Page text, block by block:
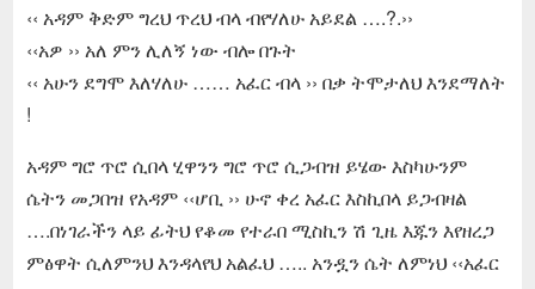
‹‹ አዳም ቅድም ግረህ ጥረህ ብላ ብየሃለሁ አይደል ….?.››
‹‹አዎ ›› አለ ምን ሊለኝ ነው ብሎ በጉት
‹‹ አሁን ደግሞ እለሃለሁ …… አፈር ብላ ›› በቃ ትሞታለህ እንደማለት
!
አዳም ግሮ ጥሮ ሲበላ ሂዋንን ግሮ ጥሮ ሲጋብዝ ይሄው እስካሁንም
ሴትን መጋበዝ የአዳም ‹‹ሆቢ ›› ሁኖ ቀረ አፈር እስኪበላ ይጋብዛል
….በነገራችን ላይ ፊትህ የቆመ የተራበ ሚስኪን ሽ ጊዜ እጁን እየዘረጋ
ምፅዋት ሲለምንህ እንዳላየህ አልፈህ ….. አንዷን ሴት ለምነህ ‹‹አፈር